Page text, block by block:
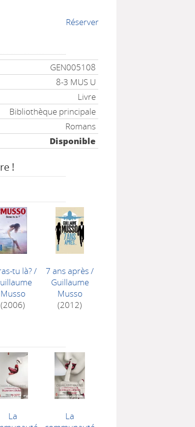
Réserver
GEN005108
8-3 MUS U
Livre
Bibliothèque principale
Romans
Disponible
!
tu là?/
Musso
(2006)
7 ans après /
Guillaume
Musso
(2012)
La
La